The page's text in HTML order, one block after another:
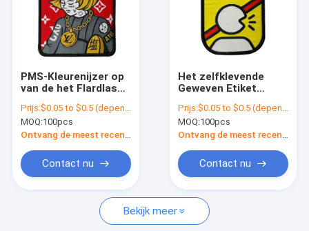
PMS-Kleurenijzer op
van de het Flardlaser
Wasbare Etiket de
Besnoeiingsgrens
Prijs:$0.05 to $0.5 (depends on the design and order quantity)
MOQ:100pcs
Ontvang de meest recente Prijs
Contact nu
Het zelfklevende
Geweven Etiket
het Tekenmerrow van
de Kartonherinnering
Waterdicht voor
Prijs:$0.05 to $0.5 (depends on the design and order quantity)
MOQ:100pcs
Ontvang de meest recente Prijs
Contact nu
Bekijk meer